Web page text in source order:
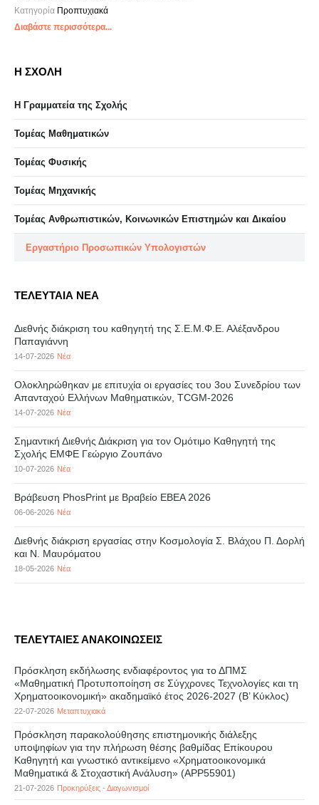
Κατηγορία Προπτυχιακά
Διαβάστε περισσότερα...
Η ΣΧΟΛΗ
Η Γραμματεία της Σχολής
Τομέας Μαθηματικών
Τομέας Φυσικής
Τομέας Μηχανικής
Τομέας Ανθρωπιστικών, Κοινωνικών Επιστημών και Δικαίου
Eργαστήριo Προσωπικών Υπολογιστών
ΤΕΛΕΥΤΑΙΑ ΝΕΑ
Διεθνής διάκριση του καθηγητή της Σ.Ε.Μ.Φ.Ε. Αλέξανδρου
Παπαγιάννη
14-07-2026 Νέα
Ολοκληρώθηκαν με επιτυχία οι εργασίες του 3ου Συνεδρίου των
Απανταχού Ελλήνων Μαθηματικών, TCGM-2026
14-07-2026 Νέα
Σημαντική Διεθνής Διάκριση για τον Ομότιμο Καθηγητή της
Σχολής ΕΜΦΕ Γεώργιο Ζουπάνο
10-07-2026 Νέα
Βράβευση PhosPrint με Βραβείο ΕΒΕΑ 2026
06-06-2026 Νέα
Διεθνής διάκριση εργασίας στην Κοσμολογία Σ. Βλάχου Π. Δορλή
και Ν. Μαυρόματου
18-05-2026 Νέα
ΤΕΛΕΥΤΑΙΕΣ ΑΝΑΚΟΙΝΩΣΕΙΣ
Πρόσκληση εκδήλωσης ενδιαφέροντος για το ΔΠΜΣ
«Μαθηματική Προτυποποίηση σε Σύγχρονες Τεχνολογίες και τη
Χρηματοοικονομική» ακαδημαϊκό έτος 2026-2027 (B’ Kύκλος)
22-07-2026 Μεταπτυχιακά
Πρόσκληση παρακολούθησης επιστημονικής διάλεξης
υποψηφίων για την πλήρωση θέσης βαθμίδας Επίκουρου
Καθηγητή και γνωστικό αντικείμενο «Χρηματοοικονομικά
Μαθηματικά & Στοχαστική Ανάλυση» (APP55901)
21-07-2026 Προκηρύξεις - Διαγωνισμοί